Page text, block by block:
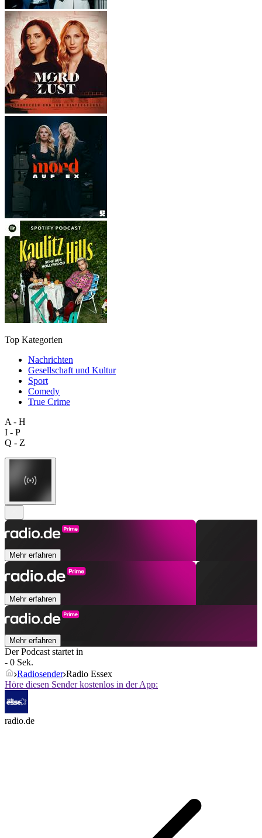
Top Kategorien
Nachrichten
Gesellschaft und Kultur
Sport
Comedy
True Crime
A - H
I - P
Q - Z
Mehr erfahren
Mehr erfahren
Mehr erfahren
Der Podcast startet in
- 0 Sek.
Radiosender Radio Essex
Höre diesen Sender kostenlos in der App:
radio.de